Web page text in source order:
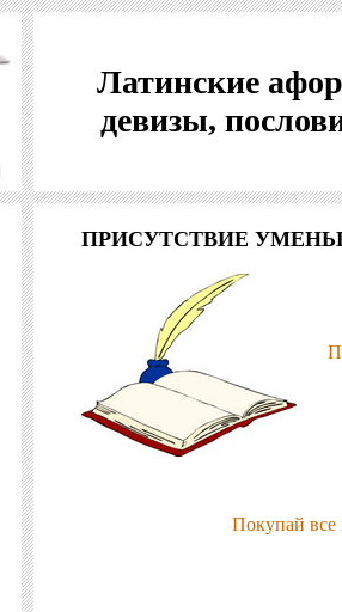
Латинские
девизы,
ПРИСУТСТВИЕ
Покупай все